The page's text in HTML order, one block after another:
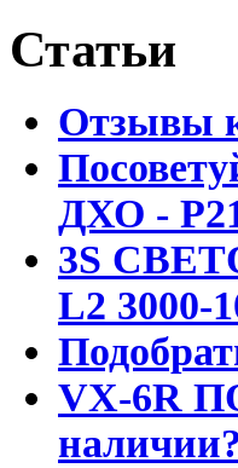
Статьи
Отзывы
ДХО -
3S
L2 3000-
VX-6R
наличии?